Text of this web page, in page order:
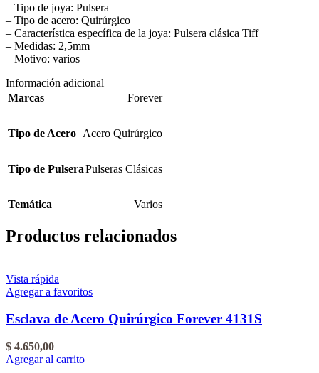
– Tipo de joya: Pulsera
– Tipo de acero: Quirúrgico
– Característica específica de la joya: Pulsera clásica Tiff
– Medidas: 2,5mm
– Motivo: varios
Información adicional
Marcas
Forever
Tipo de Acero Acero Quirúrgico
Tipo de PulseraPulseras Clásicas
Temática Varios
Productos relacionados
Vista rápida
Agregar a favoritos
Esclava de Acero Quirúrgico Forever 4131S
$ 4.650,00
Agregar al carrito